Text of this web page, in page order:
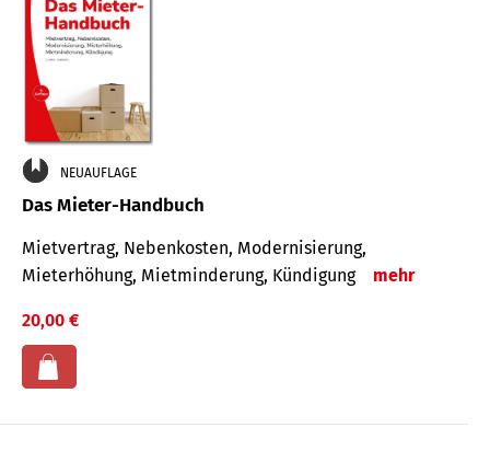
NEUAUFLAGE
Das Mieter-Handbuch
Mietvertrag, Nebenkosten, Modernisierung,
Mieterhöhung, Mietminderung, Kündigung
mehr
20,00 €